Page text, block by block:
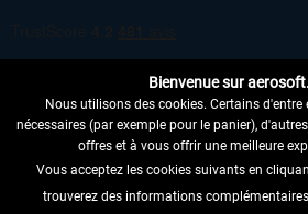
RENONCER AU CONTRAT ICI
Bienvenue sur
Nous utilisons des cookies. Certains
nécessaires (par exemple pour le panier),
offres et à vous offrir une meilleure
Vous acceptez les cookies suivants en
trouverez des informations